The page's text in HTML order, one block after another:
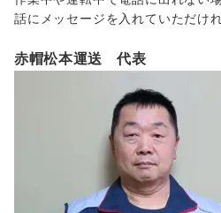
話にメッセージを入れていただけ
赤帽松本運送 代表